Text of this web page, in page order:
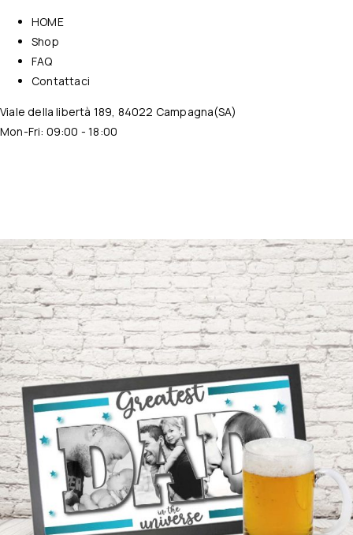
HOME
Shop
FAQ
Contattaci
Viale della libertà 189, 84022 Campagna(SA)
Mon-Fri: 09:00 - 18:00